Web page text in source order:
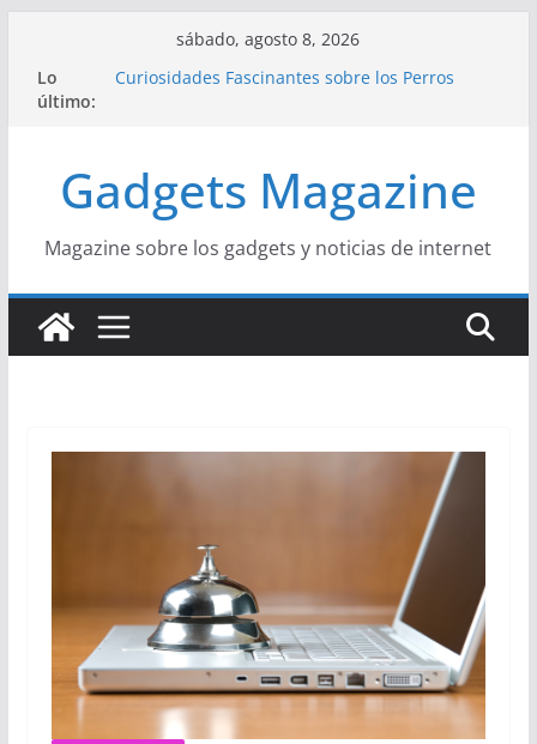
contenido
sábado, agosto 8, 2026
Lo
último:
Curiosidades Fascinantes sobre los Perros
Mediterránea
La Influencia del Streetwear en la Moda Juvenil
Actual
La Unión Europea: Una Historia Fácil de
Gadgets Magazine
Magazine sobre los gadgets y noticias de internet